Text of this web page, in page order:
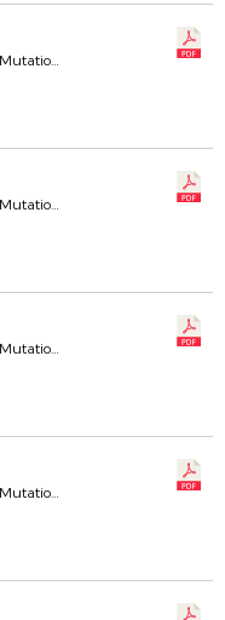
Commission Régionale des Règlements et Mutations
Commission Régionale des Règlements et Mutations
Commission Régionale des Règlements et Mutations
Commission Régionale des Règlements et Mutations